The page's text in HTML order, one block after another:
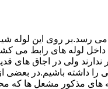
می رسد.بر روی این
داخل لوله های رابط می
ولی در اجاق های
داشته باشیم.در بعضی
های مذکور مشعل ها